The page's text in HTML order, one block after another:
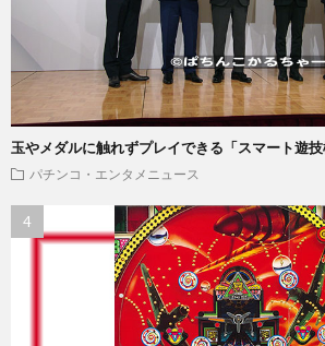
玉やメダルに触れずプレイできる「スマート遊
パチンコ・エンタメニュース